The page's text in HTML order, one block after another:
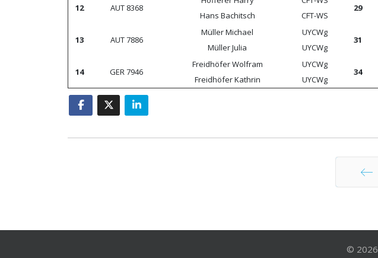
12 AUT 8368
Hans Bachitsch
CFT-WS
29
13 AUT 7886
Müller Michael
Müller Julia
UYCWg
UYCWg
31
14 GER 7946
Freidhöfer Wolfram
Freidhöfer Kathrin
UYCWg
UYCWg
34
© 2026